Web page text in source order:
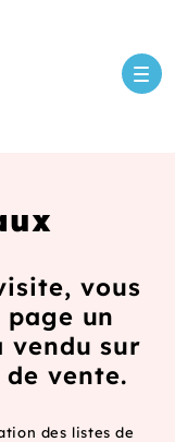
vous
un
vendu sur
vente.
des listes de